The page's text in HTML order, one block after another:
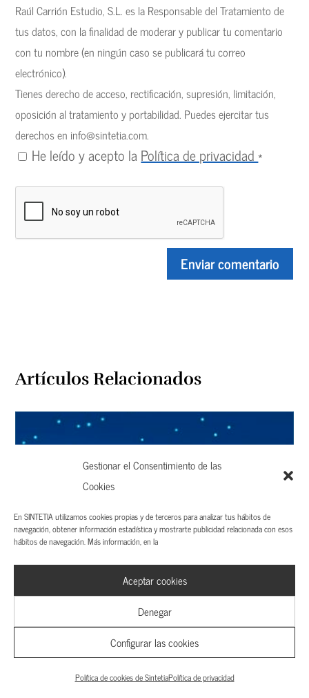
Gestionar el Consentimiento de las
Cookies
En SINTETIA utilizamos cookies propias y de terceros para analizar tus hábitos de
navegación, obtener información estadística y mostrarte publicidad relacionada con esos
hábitos de navegación. Más información, en la
Aceptar cookies
Denegar
Configurar las cookies
Política de cookies de SintetiaPolítica de privacidad
Raúl Carrión Estudio, S.L. es la Responsable del Tratamiento de
tus datos, con la finalidad de moderar y publicar tu comentario
con tu nombre (en ningún caso se publicará tu correo
electrónico).
Tienes derecho de acceso, rectificación, supresión, limitación,
oposición al tratamiento y portabilidad. Puedes ejercitar tus
derechos en info@sintetia.com.
He leído y acepto la Política de privacidad*
Artículos Relacionados
¿Quién tirará del carro de las pensiones?: Tus hijos